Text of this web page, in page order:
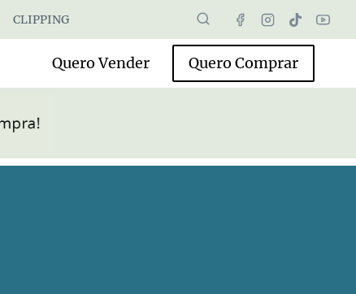
CLIPPING
Quero Vender Quero Comprar